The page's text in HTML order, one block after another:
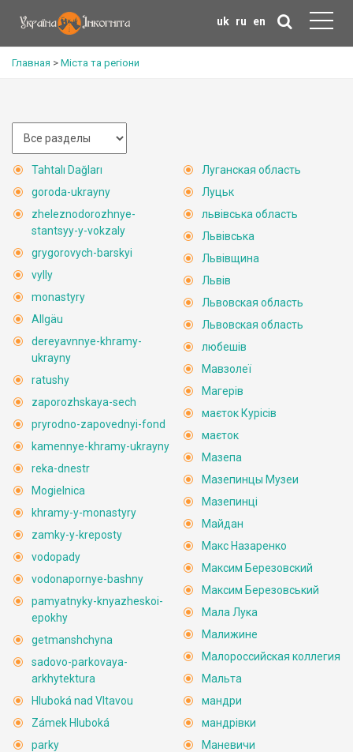
uk ru en
Главная > Міста та регіони
Tahtalı Dağları
goroda-ukrayny
zheleznodorozhnye-
stantsyy-y-vokzaly
grygorovych-barskyi
vylly
monastyry
Allgäu
dereyavnnye-khramy-
ukrayny
ratushy
zaporozhskaya-sech
pryrodno-zapovednyi-fond
kamennye-khramy-ukrayny
reka-dnestr
Mogielnica
khramy-y-monastyry
zamky-y-kreposty
vodopady
vodonapornye-bashny
pamyatnyky-knyazheskoi-
epokhy
getmanshchyna
sadovo-parkovaya-
arkhytektura
Hluboká nad Vltavou
Zámek Hluboká
parky
Луганская область
Луцьк
львівська область
Львівська
Львівщина
Львів
Львовская область
Львовская область
любешів
Мавзолеї
Магерів
маєток Курісів
маєток
Мазепа
Мазепинцы Музеи
Мазепинці
Майдан
Макс Назаренко
Максим Березовский
Максим Березовський
Мала Лука
Малижине
Малороссийская коллегия
Мальта
мандри
мандрівки
Маневичи